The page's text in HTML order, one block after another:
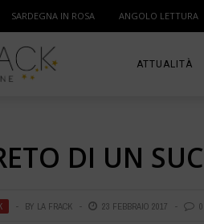
SARDEGNA IN ROSA ANGOLO LETTURA
ATTUALITÀ
MAMMA
DI UN
BY LA FRACK 23 FEBBRAIO 2017 0